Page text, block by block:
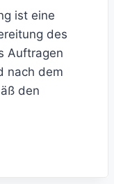
ist eine
des
Auftragen
nach dem
den